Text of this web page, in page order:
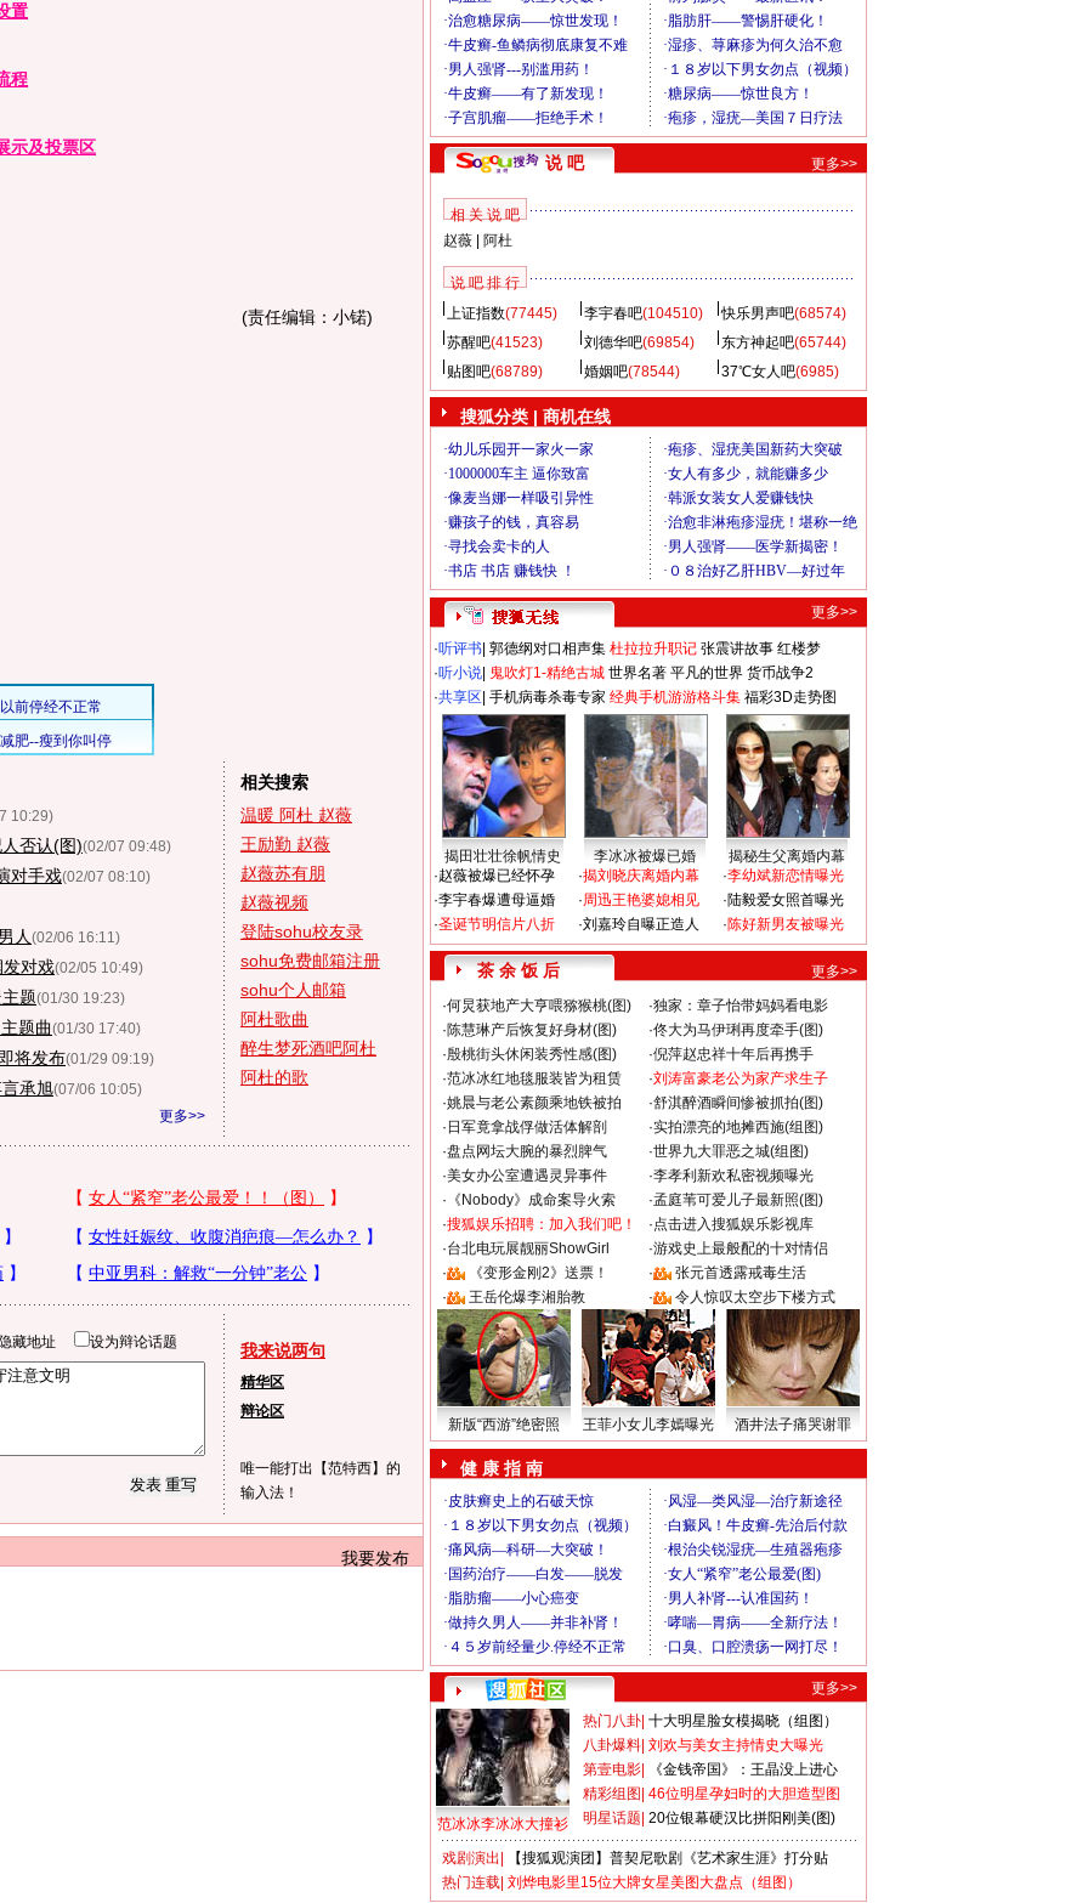
置
程
示及投票区
(责任编辑：小锘)
10:29)
否认(图)(02/07 09:48)
对手戏(02/07 08:10)
人 (02/06 16:11)
对戏(02/05 10:49)
题(01/30 19:23)
题曲(01/30 17:40)
将发布(01/29 09:19)
承旭(07/06 10:05)
更多>>
相关搜索
温暖 阿杜 赵薇
王励勤 赵薇
赵薇苏有朋
赵薇视频
登陆sohu校友录
sohu免费邮箱注册
sohu个人邮箱
阿杜歌曲
醉生梦死酒吧阿杜
阿杜的歌
藏地址 设为辩论话题 我来说两句
精华区
辩论区
唯一能打出【范特西】的
输入法！
我要发布
说 吧 更多>>
相 关 说 吧
赵薇| 阿杜
说 吧 排 行
上证指数(77445) 李宇春吧(104510) 快乐男声吧(68574)
苏醒吧(41523) 刘德华吧(69854) 东方神起吧(65744)
贴图吧(68789) 婚姻吧(78544) 37℃女人吧(6985)
搜狐分类 | 商机在线
更多>>
·听评书 郭德纲对口相声集 杜拉拉升职记 张震讲故事 红楼梦
·听小说 鬼吹灯1-精绝古城 世界名著 平凡的世界 货币战争2
·共享区 手机病毒杀毒专家 经典手机游游格斗集 福彩3D走势图
揭田壮壮徐帆情史 李冰冰被爆已婚
揭秘生父离婚内幕
·赵薇被爆已经怀孕
·李宇春爆遭母逼婚
·圣诞节明信片八折
·揭刘晓庆离婚内幕
·周迅王艳婆媳相见
·刘嘉玲自曝正造人
·李幼斌新恋情曝光
·陆毅爱女照首曝光
·陈好新男友被曝光
茶 余 饭 后
更多>>
·何炅获地产大亨喂猕猴桃(图) ·独家：章子怡带妈妈看电影
·陈慧琳产后恢复好身材(图) ·佟大为马伊琍再度牵手(图)
·殷桃街头休闲装秀性感(图) ·倪萍赵忠祥十年后再携手
·范冰冰红地毯服装皆为租赁 ·刘涛富豪老公为家产求生子
·姚晨与老公素颜乘地铁被拍 ·舒淇醉酒瞬间惨被抓拍(图)
· 日军竟拿战俘做活体解剖 ·实拍漂亮的地摊西施(组图)
·盘点网坛大腕的暴烈脾气 ·世界九大罪恶之城(组图)
·美女办公室遭遇灵异事件 ·李孝利新欢私密视频曝光
· 《Nobody》成命案导火索 ·孟庭苇可爱儿子最新照(图)
·搜狐娱乐招聘：加入我们吧！ ·点击进入搜狐娱乐影视库
·台北电玩展靓丽ShowGirl ·游戏史上最般配的十对情侣
·
《变形金刚2》送票！ ·
张元首透露戒毒生活
·
王岳伦爆李湘胎教 · 令人惊叹太空步下楼方式
新版“西游”绝密照 王菲小女儿李嫣曝光 酒井法子痛哭谢罪
健 康 指 南
更多>>
范冰冰李冰冰大撞衫
热门八卦 十大明星脸女模揭晓（组图）
八卦爆料 刘欢与美女主持情史大曝光
第壹电影
《金钱帝国》：王晶没上进心
精彩组图 46位明星孕妇时的大胆造型图
明星话题 20位银幕硬汉比拼阳刚美(图)
戏剧演出
【搜狐观演团】普契尼歌剧《艺术家生涯》打分贴
热门连载 刘烨电影里15位大牌女星美图大盘点（组图）